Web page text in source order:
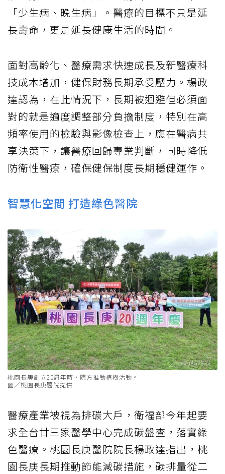
「少生病、晚生病」。醫療的目標不只是延
長壽命，更是延長健康生活的時間。
面對高齡化、醫療需求快速成長及新醫療科
技成本增加，健保財務長期承受壓力。楊政
達認為，在此情況下，長期被迴避但必須面
對的就是適度調整部分負擔制度，特別在高
頻率使用的檢驗與影像檢查上，應在醫病共
享決策下，讓醫療回歸專業判斷，同時降低
防衛性醫療，確保健保制度長期穩健運作。
智慧化空間 打造綠色醫院
桃園長庚創立20周年時，院方推動植樹活動。
圖／桃園長庚醫院提供
醫療產業被視為排碳大戶，衛福部今年起要
求全台廿三家醫學中心完成碳盤查，落實綠
色醫療。桃園長庚醫院院長楊政達指出，桃
園長庚長期推動節能減碳措施，碳排量從二